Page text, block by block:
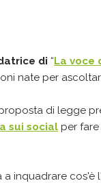
di “La voce
nate per
di legge
sui social per
a inquadrare